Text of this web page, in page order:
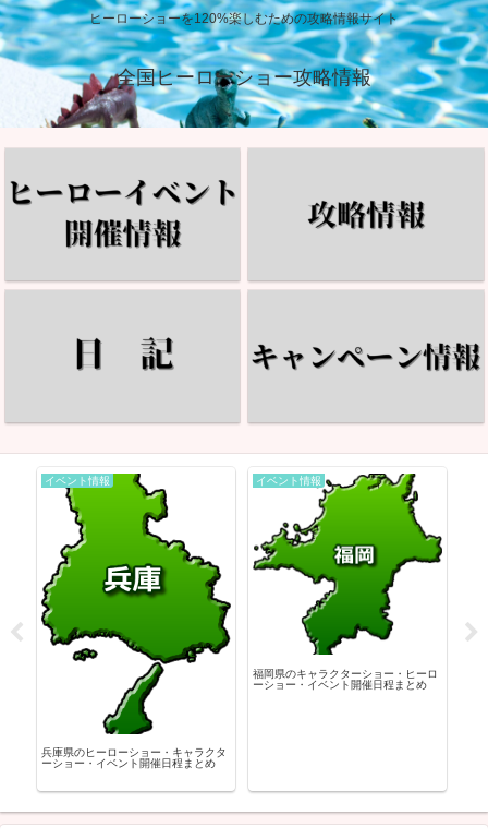
ヒーローショーを120%楽しむための攻略情報サイト
全国ヒーローショー攻略情報
イベント情報
兵庫県のヒーローショー・キャラクタ
ーショー・イベント開催日程まとめ
イベント情報
福岡県のキャラクターショー・ヒーロ
ーショー・イベント開催日程まとめ